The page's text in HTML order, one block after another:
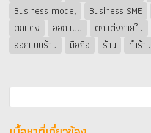
Business model
Business SME
ตกแต่ง
ออกแบบ ตกแต่งภายใน
ออกแบบร้าน
มือถือ ร้าน ทำร้าน